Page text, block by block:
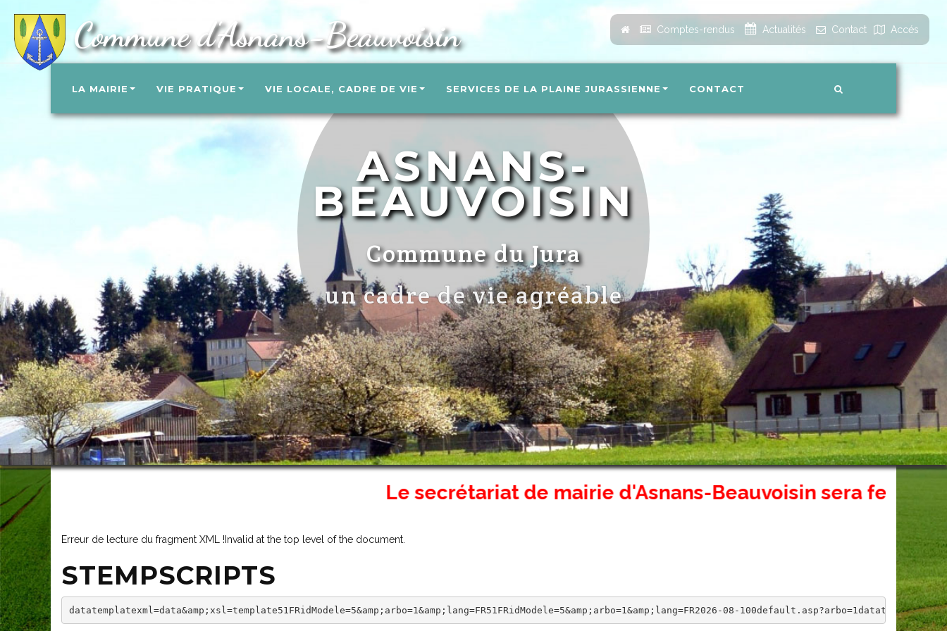
Commune d'Asnans-Beauvoisin AccueilComptes-rendus Actualités Contact Accés
LA MAIRIE VIE PRATIQUE VIE LOCALE, CADRE DE VIE SERVICES DE LA PLAINE JURASSIENNE CONTACT
ASNANS-
BEAUVOISIN
Commune du Jura
un cadre de vie agréable
Le secrétariat de mairie d'Asnans-Beauvoisin sera fermé
Erreur de lecture du fragment XML !Invalid at the top level of the document.
STEMPSCRIPTS
datatemplatexml=data&amp;xsl=template51FRidModele=5&amp;arbo=1&amp;lang=FR51FRidModele=5&amp;arbo=1&amp;lang=FR2026-08-